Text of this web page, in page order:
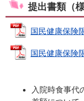
提出書類（
国民健康保険
国民健康保険
入院時食事代